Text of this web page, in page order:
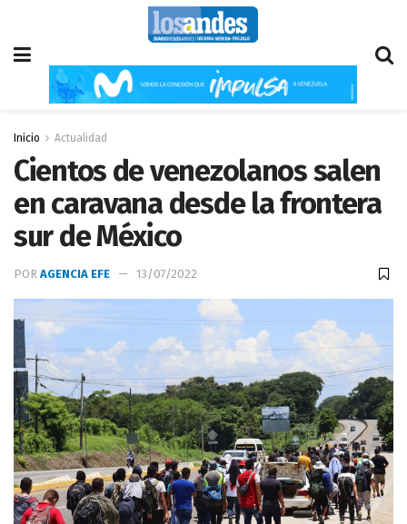
Inicio Actualidad
Cientos de venezolanos salen
en caravana desde la frontera
sur de México
POR AGENCIA EFE 13/07/2022